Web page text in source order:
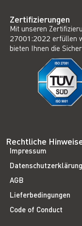
Zertifizierungen
Mit unseren
27001:2022 erfüllen
bieten Ihnen die
Rechtliche
Impressum
Datenschutzerklärung
AGB
Lieferbedingungen
Code of Conduct